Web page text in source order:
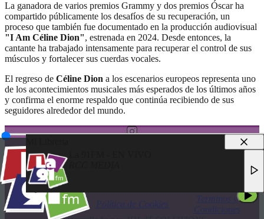
La ganadora de varios premios Grammy y dos premios Óscar ha
compartido públicamente los desafíos de su recuperación, un
proceso que también fue documentado en la producción audiovisual
"I Am Céline Dion", estrenada en 2024. Desde entonces, la
cantante ha trabajado intensamente para recuperar el control de sus
músculos y fortalecer sus cuerdas vocales.
El regreso de Céline Dion a los escenarios europeos representa uno
de los acontecimientos musicales más esperados de los últimos años
y confirma el enorme respaldo que continúa recibiendo de sus
seguidores alrededor del mundo.
TODOS LOS DERECHOS RESERVADOS
Política de Privacidad
Terminos y